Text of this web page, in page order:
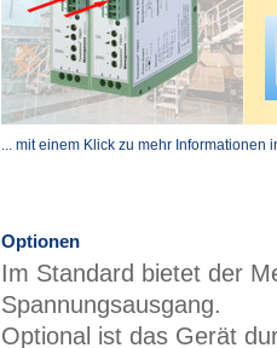
... mit einem Klick zu mehr Informationen
Optionen
Im Standard bietet der
Spannungsausgang.
Optional ist das Gerät